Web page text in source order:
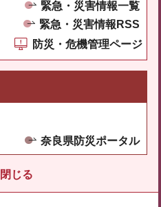
緊急・災害情報一覧
緊急・災害情報RSS
防災・危機管理ページ
奈良県防災ポータル
閉じる